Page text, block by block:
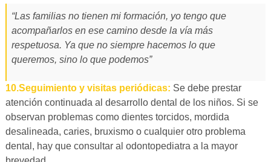
“Las familias no tienen mi formación, yo tengo que
acompañarlos en ese camino desde la vía más
respetuosa. Ya que no siempre hacemos lo que
queremos, sino lo que podemos”
10.Seguimiento y visitas periódicas: Se debe prestar
atención continuada al desarrollo dental de los niños. Si se
observan problemas como dientes torcidos, mordida
desalineada, caries, bruxismo o cualquier otro problema
dental, hay que consultar al odontopediatra a la mayor